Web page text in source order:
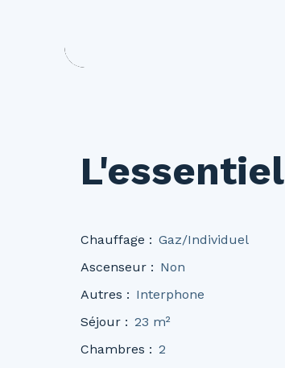
L'essentiel
Chauffage : Gaz/Individuel
Ascenseur : Non
Autres : Interphone
Séjour : 23 m²
Chambres : 2